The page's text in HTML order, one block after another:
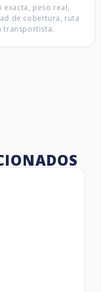
exacta, peso real,
de cobertura, ruta
transportista.